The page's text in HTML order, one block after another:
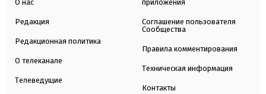
О нас
Редакция
Редакционная политика
О телеканале
Телеведущие
приложения
Соглашение пользователя
Сообщества
Правила комментирования
Техническая информация
Контакты